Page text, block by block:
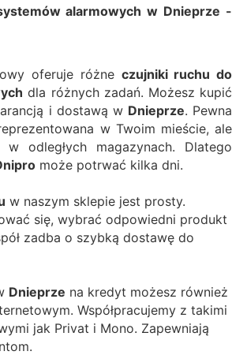
alarmowych w Dnieprze -
oferuje różne czujniki ruchu do
dla różnych zadań. Możesz kupić
i dostawą w Dnieprze. Pewna
w Twoim mieście, ale
odległych magazynach. Dlatego
może potrwać kilka dni.
w naszym sklepie jest prosty.
się, wybrać odpowiedni produkt
zadba o szybką dostawę do
Dnieprze na kredyt możesz również
Współpracujemy z takimi
jak Privat i Mono. Zapewniają